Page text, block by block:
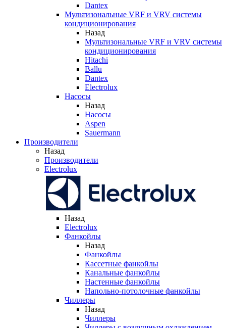
Dantex
Мультизональные VRF и VRV системы
кондиционирования
Назад
Мультизональные VRF и VRV системы
кондиционирования
Hitachi
Ballu
Dantex
Electrolux
Насосы
Назад
Насосы
Aspen
Sauermann
Производители
Назад
Производители
Electrolux
Назад
Electrolux
Фанкойлы
Назад
Фанкойлы
Кассетные фанкойлы
Канальные фанкойлы
Настенные фанкойлы
Напольно-потолочные фанкойлы
Чиллеры
Назад
Чиллеры